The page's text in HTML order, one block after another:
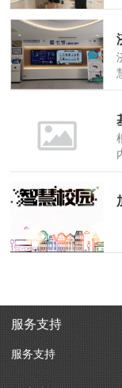
服务支持
服务支持